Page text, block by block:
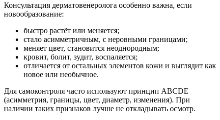
Консультация дерматовенеролога особенно важна, если
новообразование:
быстро растёт или меняется;
стало асимметричным, с неровными границами;
меняет цвет, становится неоднородным;
кровит, болит, зудит, воспаляется;
отличается от остальных элементов кожи и выглядит как
новое или необычное.
Для самоконтроля часто используют принцип ABCDE
(асимметрия, границы, цвет, диаметр, изменения). При
наличии таких признаков лучше не откладывать осмотр.